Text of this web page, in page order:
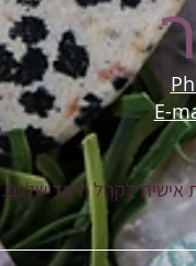
E-
אישית לקהל היעד שלכם.